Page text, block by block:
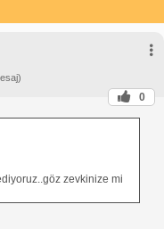
0
zevkinize mi